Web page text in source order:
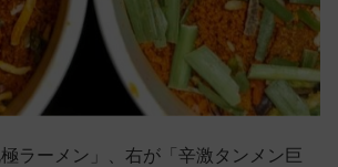
ラーメン」、右が「辛激タンメン巨